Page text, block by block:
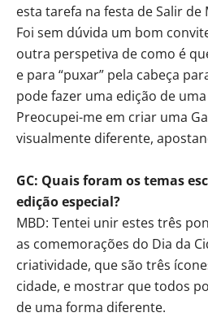
esta tarefa na festa de Salir
Foi sem dúvida um bom
outra perspetiva de como é
e para “puxar” pela cabeça
pode fazer uma edição de
Preocupei-me em criar uma
visualmente diferente,
GC: Quais foram os temas
edição especial?
MBD: Tentei unir estes três
as comemorações do Dia da
criatividade, que são três
cidade, e mostrar que todos
de uma forma diferente.